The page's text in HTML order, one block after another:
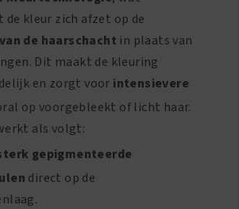
kleur zich afzet op de
de haarschacht in plaats van
Dit maakt de kleuring
en zorgt voor intensievere
op voorgebleekt of licht haar.
als volgt:
gepigmenteerde
direct op de